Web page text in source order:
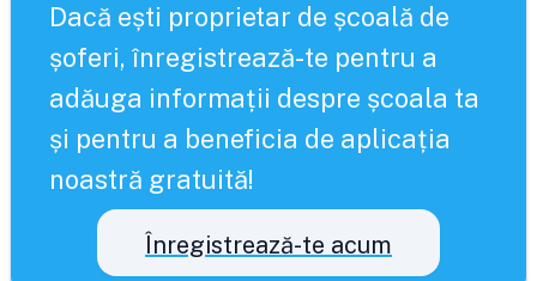
Dacă ești proprietar de școală de
șoferi, înregistrează-te pentru a
adăuga informații despre școala ta
și pentru a beneficia de aplicația
noastră gratuită!
Înregistrează-te acum